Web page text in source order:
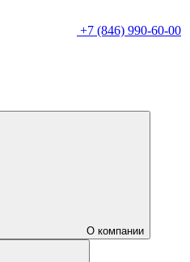
+7 (846) 990-60-00
О компании